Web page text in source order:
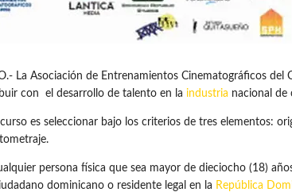
La Asociación de Entrenamientos Cinematográficos del
con el desarrollo de talento en la industria nacional de
es seleccionar bajo los criterios de tres elementos:
persona física que sea mayor de dieciocho (18)
dominicano o residente legal en la República